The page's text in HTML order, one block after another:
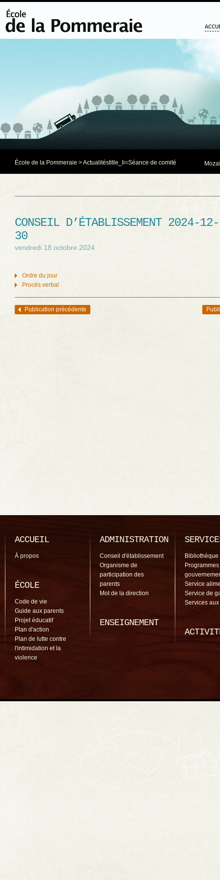
École de la Pommeraie >Actualitéstitle_li=Séance de comité
CONSEIL D’ÉTABLISSEMENT 2024-
30
vendredi 18 octobre 2024
Ordre du jour
Procès verbal
Navigation des articles
Publication précédente
ACCUEIL
À propos
ÉCOLE
Code de vie
Guide aux parents
Projet éducatif
Plan d'action
Plan de lutte contre
l'intimidation et la
violence
ADMINISTRATION
Conseil d'établissement
Organisme de
participation des
parents
Mot de la direction
ENSEIGNEMENT
Bibliothèque
Programmes
Service
Service de
Services